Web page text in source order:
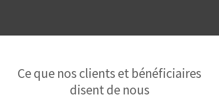
Ce que nos clients et bénéficiaires
disent de nous